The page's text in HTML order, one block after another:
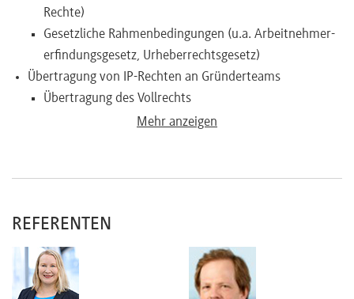
Rechte)
Gesetzliche Rahmenbedingungen (u.a. Arbeitnehmer-
erfindungsgesetz, Urheberrechtsgesetz)
Übertragung von IP-Rechten an Gründerteams
Übertragung des Vollrechts
Lizenzgebühren) und deren Zeitpunkt
Umgang mit sog. „Improvements“
Gründung und Finanzierung von Start-Ups
Rechtsformen / Steuerliche Erwägungen
Mehr anzeigen
REFERENTEN